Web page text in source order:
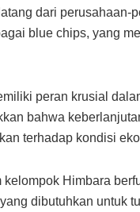
dari perusahaan-
blue chips, yang
peran krusial
bahwa
terhadap kondisi
Himbara
dibutuhkan untuk